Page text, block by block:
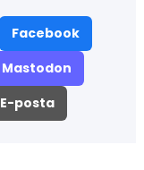
Facebook
Mastodon
E-posta